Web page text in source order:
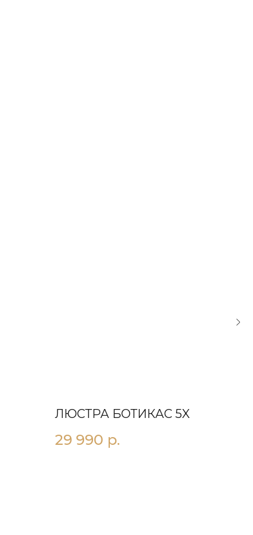
ЛЮСТРА БОТИКАС 5X
29 990 р.